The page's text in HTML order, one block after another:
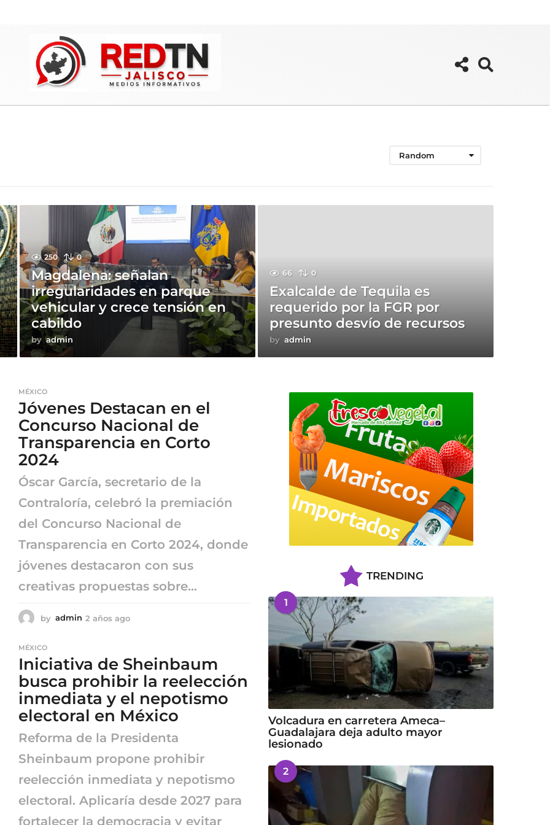
Random
250 0
Magdalena: señalan
irregularidades en parque
vehicular y crece tensión en
cabildo
by admin
66 0
Exalcalde de Tequila es
requerido por la FGR por
presunto desvío de recursos
by admin
MÉXICO
Jóvenes Destacan en el
Concurso Nacional de
Transparencia en Corto
2024
Óscar García, secretario de la
Contraloría, celebró la premiación
del Concurso Nacional de
Transparencia en Corto 2024, donde
jóvenes destacaron con sus
creativas propuestas sobre...
by admin 2 años ago
s
a
g
MÉXICO
Iniciativa de Sheinbaum
busca prohibir la reelección
inmediata y el nepotismo
electoral en México
Reforma de la Presidenta
Sheinbaum propone prohibir
reelección inmediata y nepotismo
electoral. Aplicaría desde 2027 para
fortalecer la democracia y evitar
TRENDING
1
Volcadura en carretera Ameca–
Guadalajara deja adulto mayor
lesionado
2